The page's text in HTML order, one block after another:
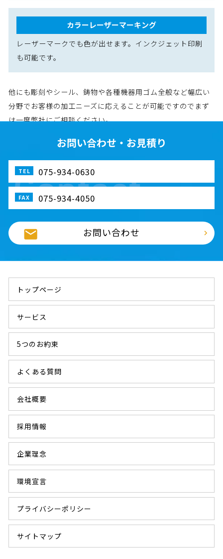
カラーレーザーマーキング
レーザーマークでも色が出せます。インクジェット印刷
も可能です。
他にも彫刻やシール、鋳物や各種機器用ゴム全般など幅広い
分野で お客様の加工ニーズに応えることが可能ですのでまず
は一度弊社にご相談ください。
お問い合わせ・お見積り
075-934-0630
075-934-4050
お問い合わせ
トップページ
サービス
5つのお約束
よくある質問
会社概要
採用情報
企業理念
環境宣言
プライバシーポリシー
サイトマップ